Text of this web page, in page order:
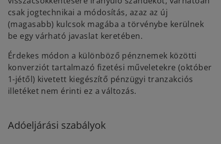
csak jogtechnikai a módosítás, azaz az új
(magasabb) kulcsok magába a törvénybe kerülnek
be egy várható javaslat keretében.
Érdekes módon a különböző pénznemek közötti
konverziót tartalmazó fizetési műveletekre (október
1-jétől) kivetett kiegészítő pénzügyi tranzakciós
illetéket nem érinti ez a változás.
Adóeljárási szabályok